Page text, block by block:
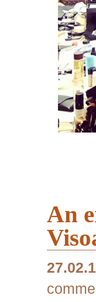
An